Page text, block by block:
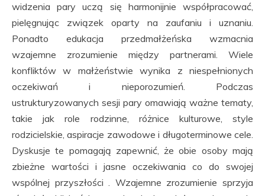
widzenia pary uczą się harmonijnie współpracować,
pielęgnując związek oparty na zaufaniu i uznaniu.
Ponadto edukacja przedmałżeńska wzmacnia
wzajemne zrozumienie między partnerami. Wiele
konfliktów w małżeństwie wynika z niespełnionych
oczekiwań i nieporozumień. Podczas
ustrukturyzowanych sesji pary omawiają ważne tematy,
takie jak role rodzinne, różnice kulturowe, style
rodzicielskie, aspiracje zawodowe i długoterminowe cele.
Dyskusje te pomagają zapewnić, że obie osoby mają
zbieżne wartości i jasne oczekiwania co do swojej
wspólnej przyszłości . Wzajemne zrozumienie sprzyja